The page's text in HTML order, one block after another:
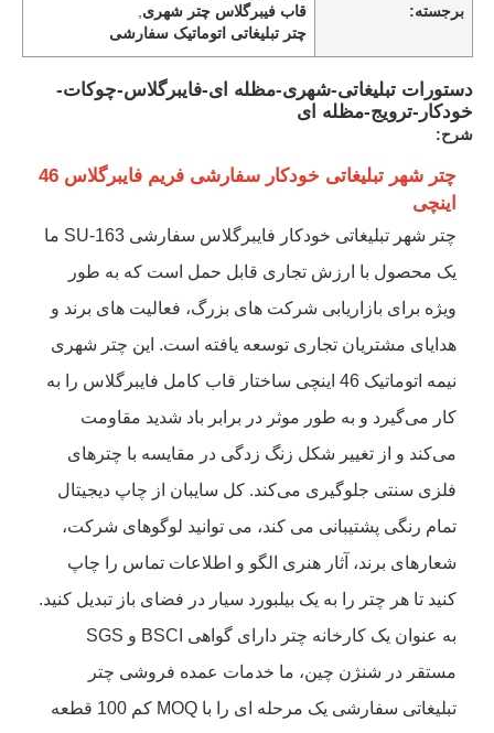
برجسته:
قاب فیبرگلاس چتر شهری
چتر تبلیغاتی اتوماتیک سفارشی
دستورات تبلیغاتی-شهری-مظله ای-فایبرگلاس-چوکات-
خودکار-ترویج-مظله ای
شرح:
چتر شهر تبلیغاتی خودکار سفارشی فریم فایبرگلاس 46
اینچی
چتر شهر تبلیغاتی خودکار فایبرگلاس سفارشی SU-163 ما
یک محصول با ارزش تجاری قابل حمل است که به طور
ویژه برای بازاریابی شرکت های بزرگ، فعالیت های برند و
هدایای مشتریان تجاری توسعه یافته است. این چتر شهری
نیمه اتوماتیک 46 اینچی ساختار قاب کامل فایبرگلاس را به
کار می‌گیرد و به طور موثر در برابر باد شدید مقاومت
می‌کند و از تغییر شکل زنگ زدگی در مقایسه با چترهای
فلزی سنتی جلوگیری می‌کند. کل سایبان از چاپ دیجیتال
تمام رنگی پشتیبانی می کند، می توانید لوگوهای شرکت،
شعارهای برند، آثار هنری الگو و اطلاعات تماس را چاپ
کنید تا هر چتر را به یک بیلبورد سیار در فضای باز تبدیل کنید.
به عنوان یک کارخانه چتر دارای گواهی BSCI و SGS
مستقر در شنژن چین، ما خدمات عمده فروشی چتر
تبلیغاتی سفارشی یک مرحله ای را با MOQ کم 100 قطعه